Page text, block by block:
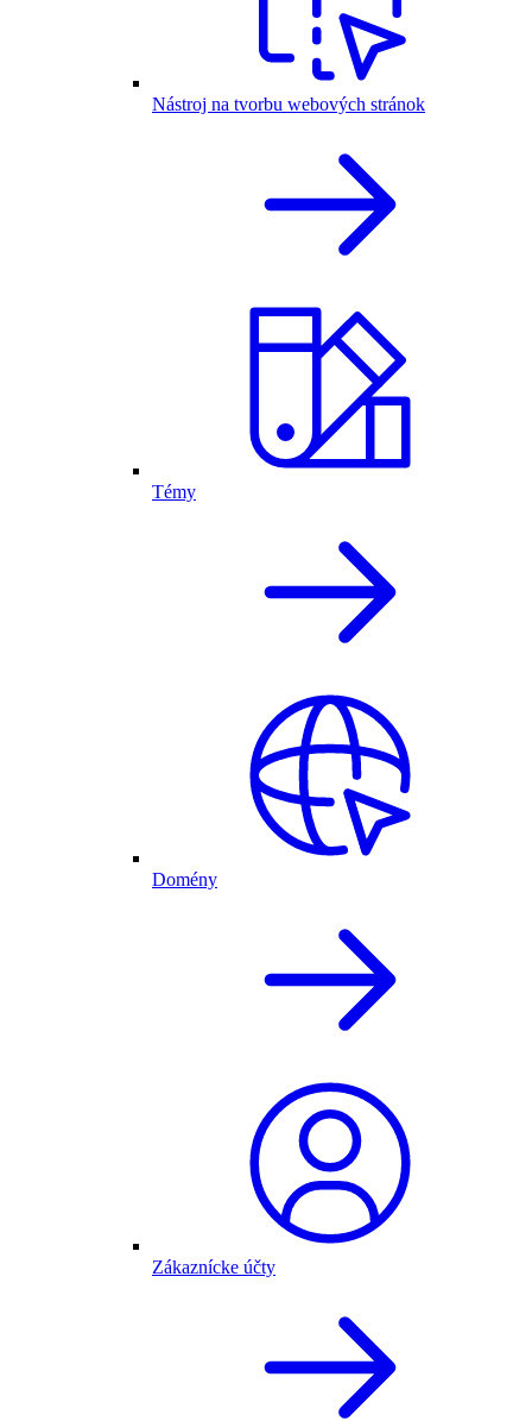
Nástroj na tvorbu webových stránok
Témy
Domény
Zákaznícke účty